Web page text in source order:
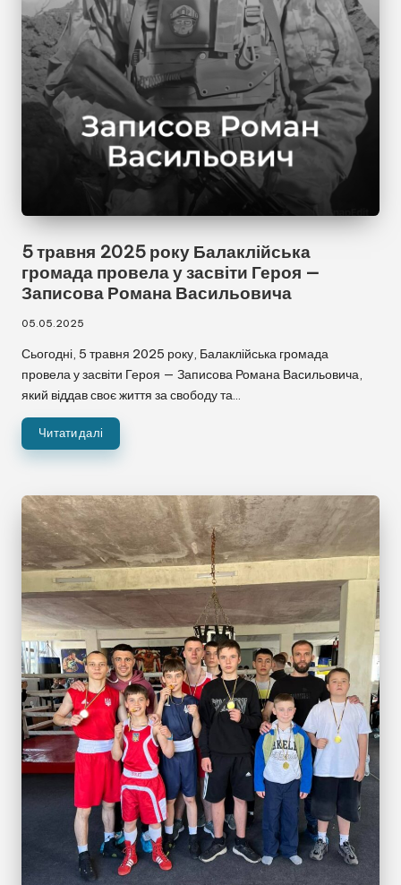
5 травня 2025 року Балаклійська
громада провела у засвіти Героя —
Записова Романа Васильовича
05.05.2025
Сьогодні, 5 травня 2025 року, Балаклійська громада
провела у засвіти Героя — Записова Романа Васильовича,
який віддав своє життя за свободу та…
Читати далі